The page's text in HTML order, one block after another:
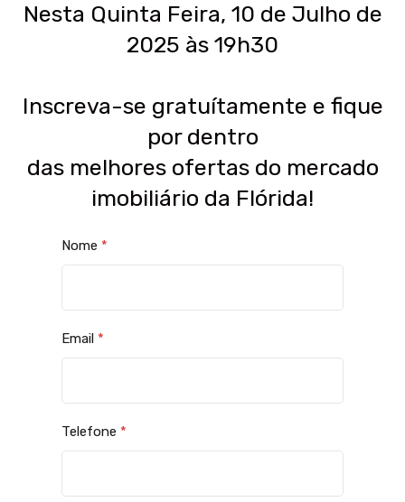
Nesta Quinta Feira, 10 de Julho de
2025 às 19h30
Inscreva-se gratuítamente e fique
por dentro
das melhores ofertas do mercado
imobiliário da Flórida!
Nome *
Email *
Telefone *